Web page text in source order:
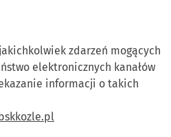
zdarzeń mogących
elektronicznych kanałów
informacji o takich